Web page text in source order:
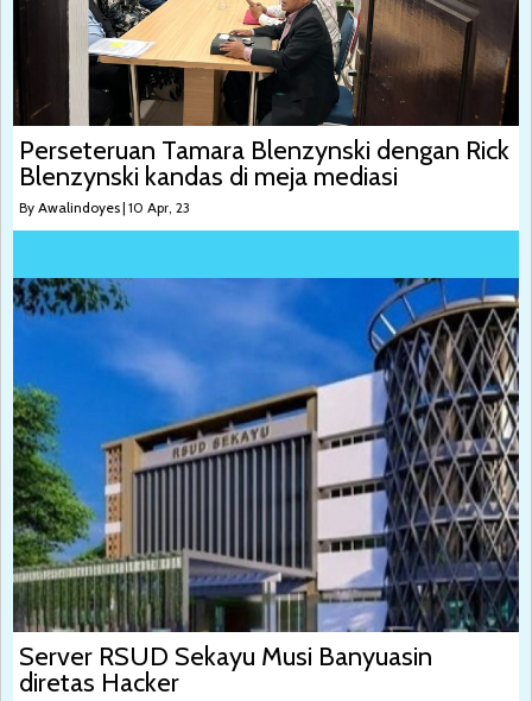
Perseteruan Tamara Blenzynski dengan Rick
Blenzynski kandas di meja mediasi
By Awalindoyes| 10 Apr, 23
Server RSUD Sekayu Musi Banyuasin
diretas Hacker